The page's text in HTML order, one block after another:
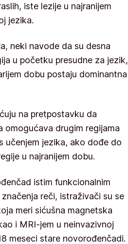
iste lezije u najranijem
jezika.
neki navode da su desna
u početku presudne za jezik,
dobu postaju dominantna
na pretpostavku da
drugim regijama
učenjem jezika, ako dođe do
u najranijem dobu.
istim funkcionalnim
reči, istraživači su se
meri sićušna magnetska
i MRI-jem u neinvazivnoj
meseci stare novorođenčadi.